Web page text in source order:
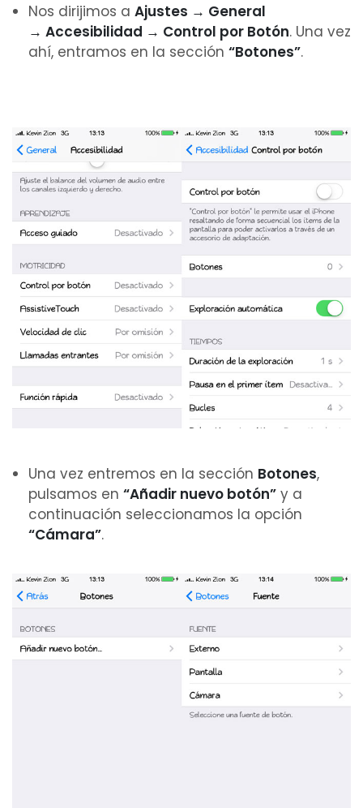
Nos dirijimos a Ajustes → General
→ Accesibilidad → Control por Botón. Una vez
ahí, entramos en la sección “Botones”.
Una vez entremos en la sección Botones,
pulsamos en “Añadir nuevo botón” y a
continuación seleccionamos la opción
“Cámara”.